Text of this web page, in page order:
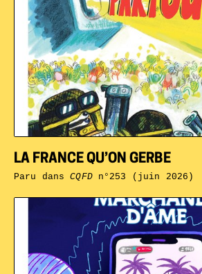
LA FRANCE QU’ON GERBE
Paru dansCQFDn°253 (juin 2026)